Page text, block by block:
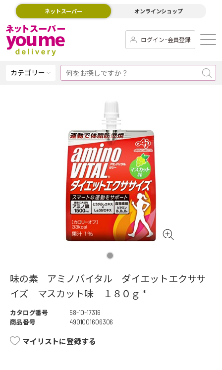
ネットスーパー オンラインショップ
ログイン･会員登録
カテゴリー
味の素 アミノバイタル ダイエットエクササ
イズ マスカット味 １８０ｇ *
カタログ番号
58-10-17316
商品番号
4901001606306
マイリストに登録する